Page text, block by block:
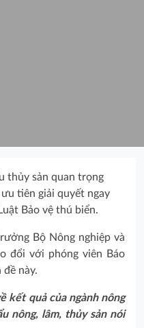
thủy sản quan trọng
tiên giải quyết ngay
Bảo vệ thú biển.
Bộ Nông nghiệp và
đổi với phóng viên Báo
này.
kết quả của ngành nông
nông, lâm, thủy sản nói